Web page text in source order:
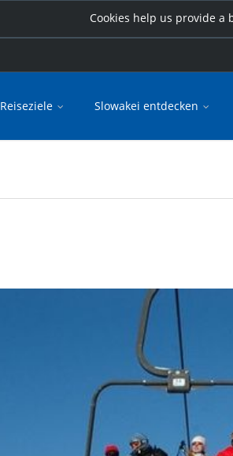
Cookies help us provide a
Reiseziele Slowakei entdecken